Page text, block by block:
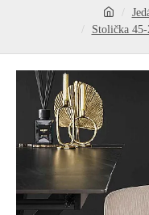
Stolička